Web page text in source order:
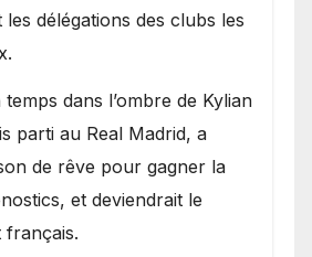
délégations des clubs les
dans l’ombre de Kylian
parti au Real Madrid, a
de rêve pour gagner la
et deviendrait le
français.